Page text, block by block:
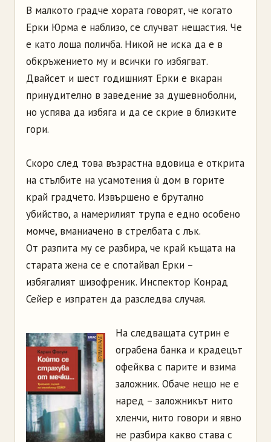
В малкото градче хората говорят, че когато
Ерки Юрма е наблизо, се случват нещастия. Че
е като лоша поличба. Никой не иска да е в
обкръжението му и всички го избягват.
Двайсет и шест годишният Ерки е вкаран
принудително в заведение за душевноболни,
но успява да избяга и да се скрие в близките
гори.
Скоро след това възрастна вдовица е открита
на стълбите на усамотения ù дом в горите
край градчето. Извършено е брутално
убийство, а намерилият трупа е едно особено
момче, вманиачено в стрелбата с лък.
От разпита му се разбира, че край къщата на
старата жена се е спотайвал Ерки –
избягалият шизофреник. Инспектор Конрад
Сейер е изпратен да разследва случая.
На следващата сутрин е
ограбена банка и крадецът
офейква с парите и взима
заложник. Обаче нещо не е
наред – заложникът нито
хленчи, нито говори и явно
не разбира какво става с